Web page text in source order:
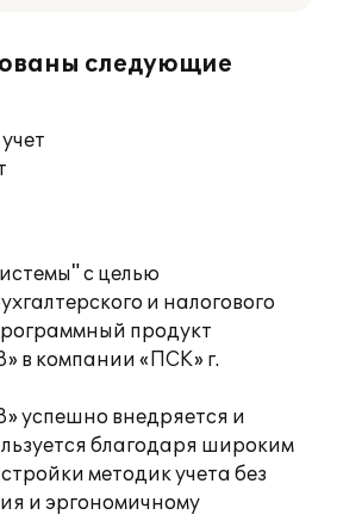
следующие
с целью
и налогового
продукт
в компании «ПСК» г.
успешно внедряется и
благодаря широким
методик учета без
и эргономичному